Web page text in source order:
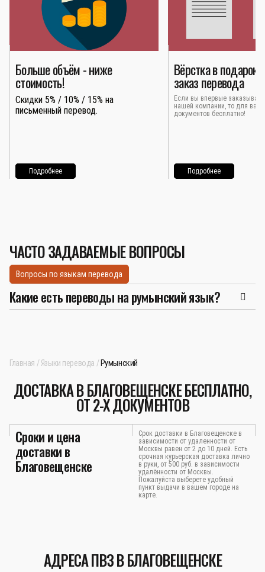
Больше объём - ниже
стоимость!
Скидки 5% / 10% / 15% на
письменный перевод.
Подробнее
Вёрстка в подарок
заказ перевода
Если вы впервые
нашей компании, то для вас
документов бесплатно!
Подробнее
ЧАСТО ЗАДАВАЕМЫЕ ВОПРОСЫ
Вопросы по языкам перевода
Какие есть переводы на румынский язык?
Главная Языки перевода Румынский
ДОСТАВКА В БЛАГОВЕЩЕНСКЕ БЕСПЛАТНО,
ОТ 2-Х ДОКУМЕНТОВ
Сроки и цена
доставки в
Благовещенске
Срок доставки в Благовещенске в
зависимости от удаленности от
Москвы равен от 2 до 10 дней. Есть
срочная курьерская доставка лично
в руки, от 500 руб. в зависимости
удалённости от Москвы.
Пожалуйста выберете удобный
пункт выдачи в вашем городе на
карте.
АДРЕСА ПВЗ В БЛАГОВЕЩЕНСКЕ